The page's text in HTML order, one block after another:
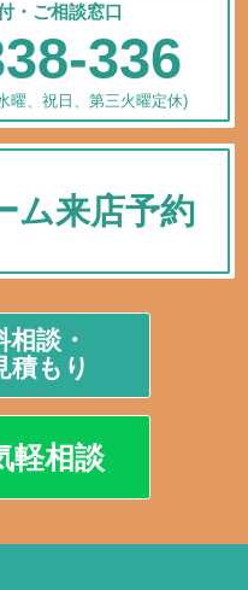
・ご相談窓口
336
曜、祝日、第三火曜定休)
ム来店予約
相談・
積もり
軽相談